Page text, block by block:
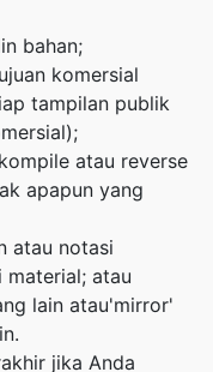
bahan;
komersial
tampilan publik
atau reverse
apapun yang
atau notasi
atau
lain atau'mirror'
jika Anda